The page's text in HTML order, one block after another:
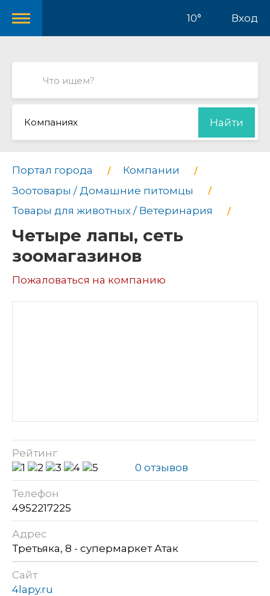
10° Вход
Компаниях Найти
Портал города
Компании
Зоотовары / Домашние питомцы
Товары для животных / Ветеринария
Четыре лапы, сеть
зоомагазинов
Пожаловаться на компанию
Рейтинг
0 отзывов
Телефон
4952217225
Адрес
Третьяка, 8 - супермаркет Атак
Сайт
4lapy.ru